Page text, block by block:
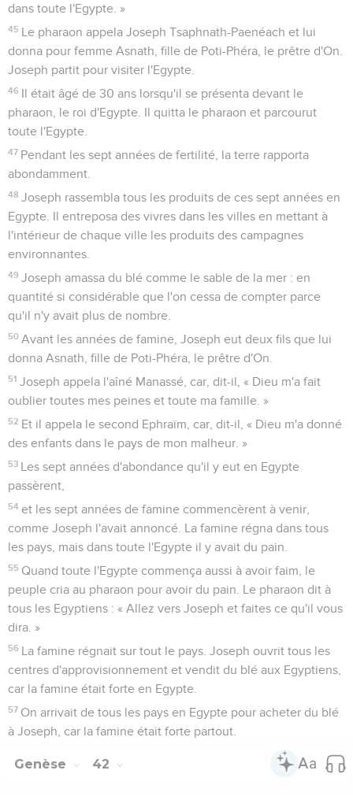
dans toute l'Egypte. »
45 Le pharaon appela Joseph Tsaphnath-Paenéach et lui
donna pour femme Asnath, fille de Poti-Phéra, le prêtre d'On.
Joseph partit pour visiter l'Egypte.
46 Il était âgé de 30 ans lorsqu'il se présenta devant le
pharaon, le roi d'Egypte. Il quitta le pharaon et parcourut
toute l'Egypte.
47 Pendant les sept années de fertilité, la terre rapporta
abondamment.
48 Joseph rassembla tous les produits de ces sept années en
Egypte. Il entreposa des vivres dans les villes en mettant à
l'intérieur de chaque ville les produits des campagnes
environnantes.
49 Joseph amassa du blé comme le sable de la mer : en
quantité si considérable que l'on cessa de compter parce
qu'il n'y avait plus de nombre.
50 Avant les années de famine, Joseph eut deux fils que lui
donna Asnath, fille de Poti-Phéra, le prêtre d'On.
51 Joseph appela l'aîné Manassé, car, dit-il, « Dieu m'a fait
oublier toutes mes peines et toute ma famille. »
52 Et il appela le second Ephraïm, car, dit-il, « Dieu m'a donné
des enfants dans le pays de mon malheur. »
53 Les sept années d'abondance qu'il y eut en Egypte
passèrent,
54 et les sept années de famine commencèrent à venir,
comme Joseph l'avait annoncé. La famine régna dans tous
les pays, mais dans toute l'Egypte il y avait du pain.
55 Quand toute l'Egypte commença aussi à avoir faim, le
peuple cria au pharaon pour avoir du pain. Le pharaon dit à
tous les Egyptiens : « Allez vers Joseph et faites ce qu'il vous
dira. »
56 La famine régnait sur tout le pays. Joseph ouvrit tous les
centres d'approvisionnement et vendit du blé aux Egyptiens,
car la famine était forte en Egypte.
57 On arrivait de tous les pays en Egypte pour acheter du blé
à Joseph, car la famine était forte partout.
Genèse 42